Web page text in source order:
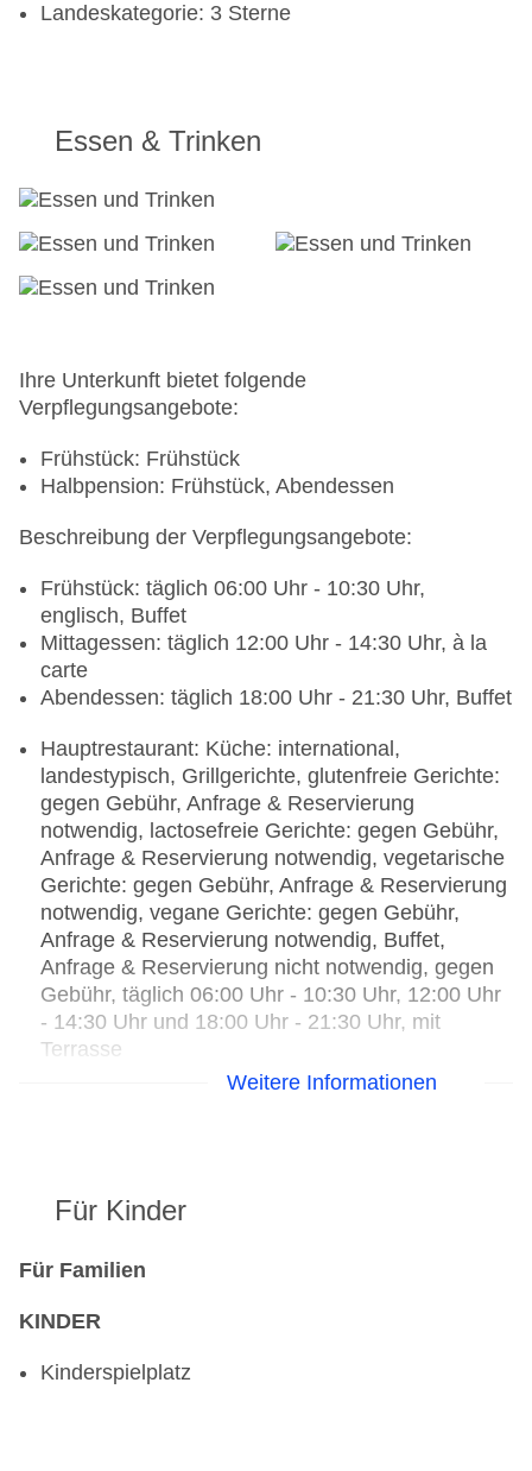
Landeskategorie: 3 Sterne
Essen & Trinken
Ihre Unterkunft bietet folgende
Verpflegungsangebote:
Frühstück: Frühstück
Halbpension: Frühstück, Abendessen
Beschreibung der Verpflegungsangebote:
Frühstück: täglich 06:00 Uhr - 10:30 Uhr,
englisch, Buffet
Mittagessen: täglich 12:00 Uhr - 14:30 Uhr, à la
carte
Abendessen: täglich 18:00 Uhr - 21:30 Uhr, Buffet
Hauptrestaurant: Küche: international,
landestypisch, Grillgerichte, glutenfreie Gerichte:
gegen Gebühr, Anfrage & Reservierung
notwendig, lactosefreie Gerichte: gegen Gebühr,
Anfrage & Reservierung notwendig, vegetarische
Gerichte: gegen Gebühr, Anfrage & Reservierung
notwendig, vegane Gerichte: gegen Gebühr,
Anfrage & Reservierung notwendig, Buffet,
Anfrage & Reservierung nicht notwendig, gegen
Gebühr, täglich 06:00 Uhr - 10:30 Uhr, 12:00 Uhr
- 14:30 Uhr und 18:00 Uhr - 21:30 Uhr, mit
Terrasse
Bar: ab 18 Jahre, täglich 11:30 Uhr - 23:00 Uhr,
Weitere Informationen
Für Kinder
Für Familien
KINDER
Kinderspielplatz